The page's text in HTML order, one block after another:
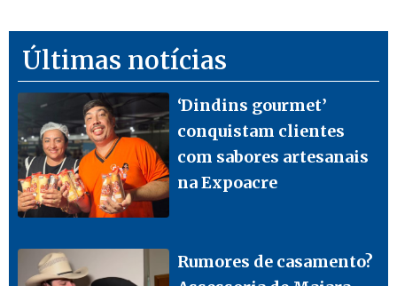
Últimas notícias
‘Dindins gourmet’
conquistam clientes
com sabores artesanais
na Expoacre
Rumores de casamento?